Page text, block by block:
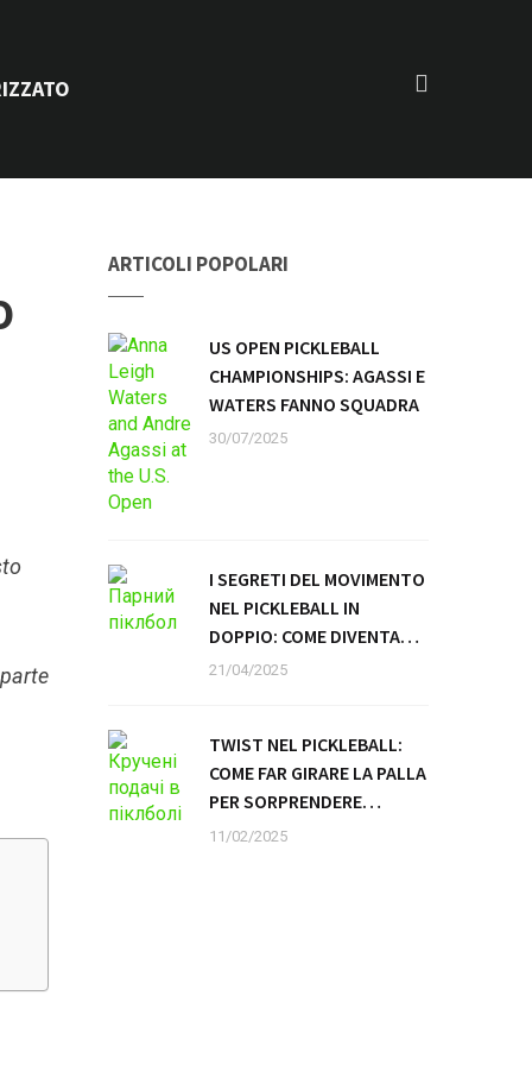
ARTICOLI POPOLARI
US OPEN PICKLEBALL
CHAMPIONSHIPS: AGASSI E
WATERS FANNO SQUADRA
30/07/2025
I SEGRETI DEL MOVIMENTO
NEL PICKLEBALL IN
DOPPIO: COME DIVENTARE
UN TANDEM INVINCIBILE
21/04/2025
TWIST NEL PICKLEBALL:
COME FAR GIRARE LA PALLA
PER SORPRENDERE
L’AVVERSARIO
11/02/2025